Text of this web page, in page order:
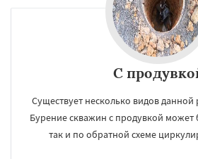
С
Существует несколько видов
Бурение скважин с продувкой может
так и по обратной схеме